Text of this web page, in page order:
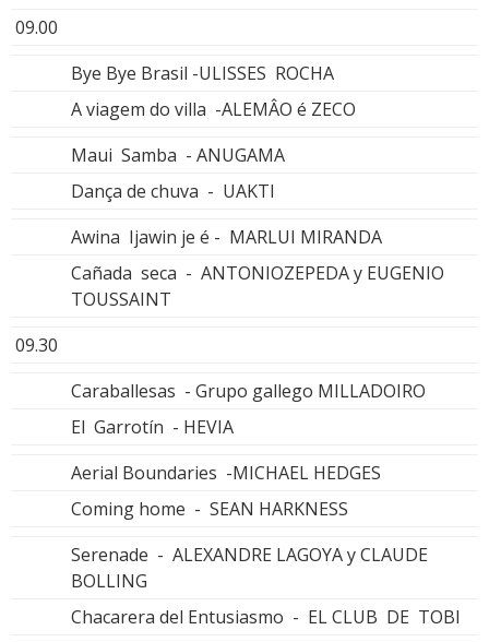
09.00
Bye Bye Brasil -ULISSES ROCHA
A viagem do villa -ALEMÂO é ZECO
Maui Samba - ANUGAMA
Dança de chuva - UAKTI
Awina Ijawin je é - MARLUI MIRANDA
Cañada seca - ANTONIOZEPEDA y EUGENIO
TOUSSAINT
09.30
Caraballesas - Grupo gallego MILLADOIRO
El Garrotín - HEVIA
Aerial Boundaries -MICHAEL HEDGES
Coming home - SEAN HARKNESS
Serenade - ALEXANDRE LAGOYA y CLAUDE
BOLLING
Chacarera del Entusiasmo - EL CLUB DE TOBI